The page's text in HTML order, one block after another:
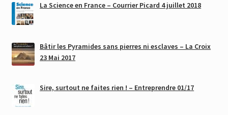
La Science en France – Courrier Picard 4 juillet 2018
Bâtir les Pyramides sans pierres ni esclaves – La Croix
23 Mai 2017
Sire, surtout ne faites rien ! – Entreprendre 01/17